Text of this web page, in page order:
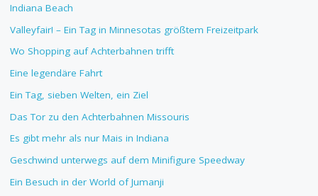
Indiana Beach
Valleyfair! – Ein Tag in Minnesotas größtem Freizeitpark
Wo Shopping auf Achterbahnen trifft
Eine legendäre Fahrt
Ein Tag, sieben Welten, ein Ziel
Das Tor zu den Achterbahnen Missouris
Es gibt mehr als nur Mais in Indiana
Geschwind unterwegs auf dem Minifigure Speedway
Ein Besuch in der World of Jumanji